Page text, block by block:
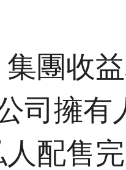
團收
司擁
配售